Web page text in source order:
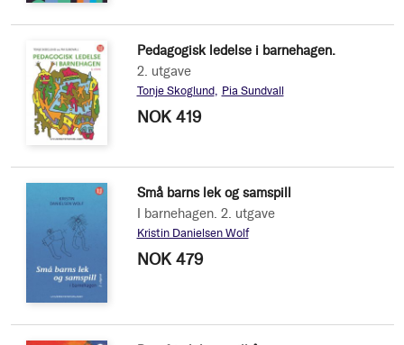
Pedagogisk ledelse i barnehagen.
2. utgave
Tonje Skoglund Pia Sundvall
NOK 419
Små barns lek og samspill
I barnehagen. 2. utgave
Kristin Danielsen Wolf
NOK 479